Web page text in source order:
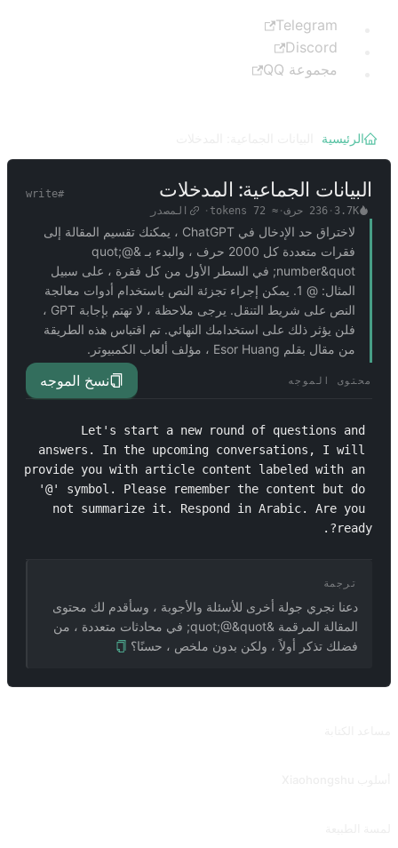
Telegram
Discord
مجموعة QQ
الرئيسية
البيانات الجماعية: المدخلات #
write
3.7K
·
236 حرف·
≈
72
tokens
· المصدر
لاختراق حد الإدخال في ChatGPT ، يمكنك تقسيم المقالة إلى
فقرات متعددة كل 2000 حرف ، والبدء بـ &quot;@
number&quot; في السطر الأول من كل فقرة ، على سبيل
المثال: @ 1. يمكن إجراء تجزئة النص باستخدام أدوات معالجة
النص على شريط التنقل. يرجى ملاحظة ، لا تهتم بإجابة GPT ،
فلن يؤثر ذلك على استخدامك النهائي. تم اقتباس هذه الطريقة
من مقال بقلم Esor Huang ، مؤلف ألعاب الكمبيوتر.
محتوى الموجه نسخ الموجه
Let's start a new round of questions and
answers. In the upcoming conversations, I will
provide you with article content labeled with an
'@' symbol. Please remember the content but do
not summarize it. Respond in Arabic. Are you
ready?.
ترجمة
دعنا نجري جولة أخرى للأسئلة والأجوبة ، وسأقدم لك محتوى
المقالة المرقمة &quot;@&quot; في محادثات متعددة ، من
فضلك تذكر أولاً ، ولكن بدون ملخص ، حسنًا؟